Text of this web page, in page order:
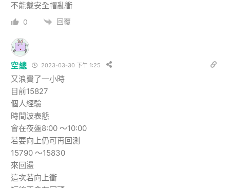
不能戴安全帽亂衝
0 回覆
空總 2023-03-30 下午 1:25
又浪費了一小時
目前15827
個人經驗
時間波表態
會在夜盤8:00 ～10:00
若要向上仍可再回測
15790 ～15830
來回盪
這次若向上衝